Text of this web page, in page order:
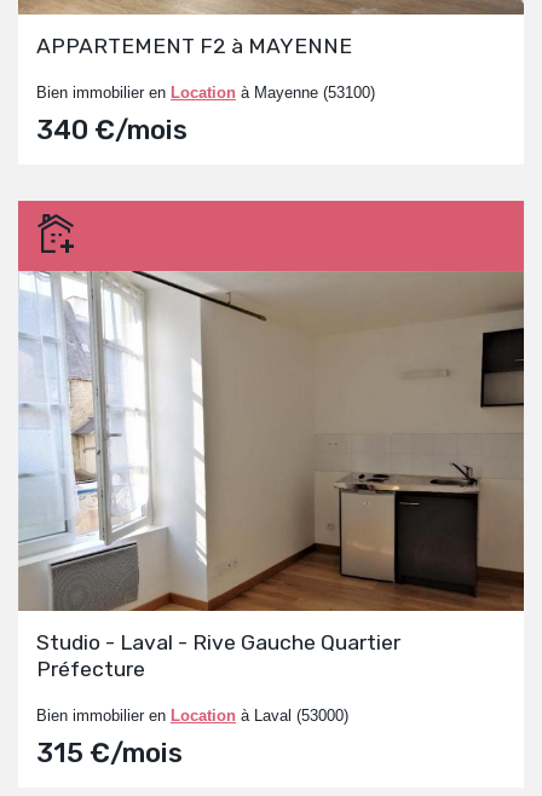
APPARTEMENT F2 à MAYENNE
Bien immobilier en Location à Mayenne (53100)
340 €/mois
Studio - Laval - Rive Gauche Quartier
Préfecture
Bien immobilier en Location à Laval (53000)
315 €/mois